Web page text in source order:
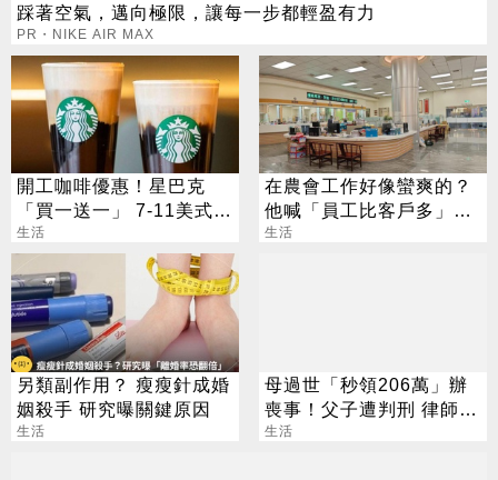
踩著空氣，邁向極限，讓每一步都輕盈有力
PR・NIKE AIR MAX
開工咖啡優惠！星巴克
「買一送一」 7-11美式買
7送7
生活
在農會工作好像蠻爽的？
他喊「員工比客戶多」內
行人曝真相
生活
另類副作用？ 瘦瘦針成婚
姻殺手 研究曝關鍵原因
生活
母過世「秒領206萬」辦
喪事！父子遭判刑 律師：
搶錢先下手是罪
生活